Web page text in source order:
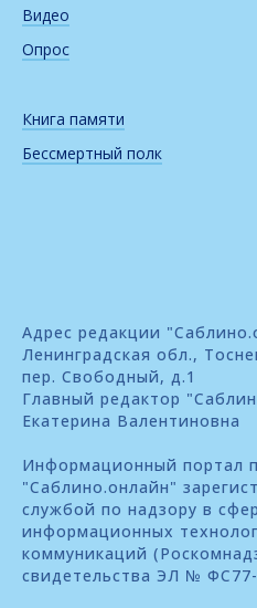
Видео
Опрос
Книга памяти
Бессмертный полк
Адрес редакции
Ленинградская обл.,
пер. Свободный, д.1
Главный редактор
Екатерина Валентиновна
Информационный портал
"Саблино.онлайн"
службой по надзору в
информационных
коммуникаций
свидетельства ЭЛ №